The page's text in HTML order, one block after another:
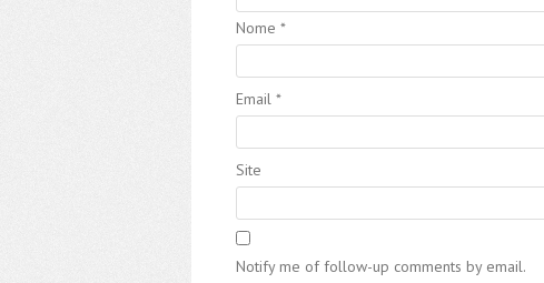
Nome *
Email *
Site
Notify me of follow-up comments by email.